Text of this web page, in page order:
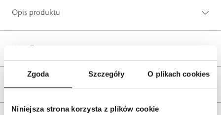
Zgoda Szczegóły O plikach cookies
Niniejsza strona korzysta z plików cookie
Opis produktu
Wysyłka